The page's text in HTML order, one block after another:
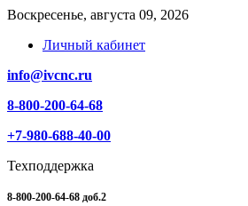
Воскресенье, августа 09, 2026
Личный кабинет
info@ivcnc.ru
8-800-200-64-68
+7-980-688-40-00
Техподдержка
8-800-200-64-68 доб.2